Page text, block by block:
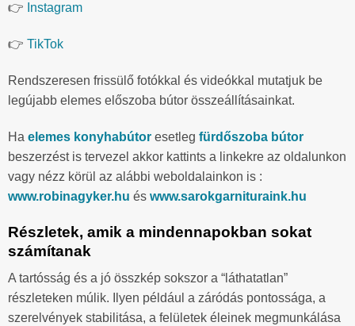
👉 Instagram
👉 TikTok
Rendszeresen frissülő fotókkal és videókkal mutatjuk be
legújabb elemes előszoba bútor összeállításainkat.
Ha elemes konyhabútor esetleg fürdőszoba bútor
beszerzést is tervezel akkor kattints a linkekre az oldalunkon
vagy nézz körül az alábbi weboldalainkon is :
www.robinagyker.hu és www.sarokgarnituraink.hu
Részletek, amik a mindennapokban sokat
számítanak
A tartósság és a jó összkép sokszor a “láthatatlan”
részleteken múlik. Ilyen például a záródás pontossága, a
szerelvények stabilitása, a felületek éleinek megmunkálása